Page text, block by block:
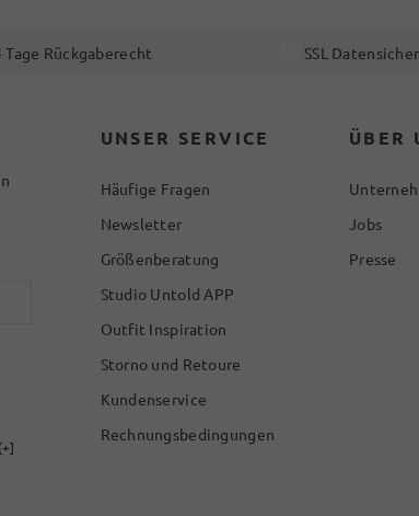
Tage Rückgaberecht SSL
[+]
UNSER SERVICE
Häufige Fragen
Newsletter
Größenberatung
Studio Untold APP
Outfit Inspiration
Storno und Retoure
Kundenservice
Rechnungsbedingungen
ÜBER
Jobs
Presse